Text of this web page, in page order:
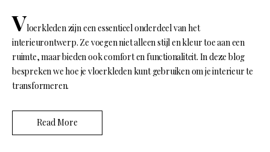
Vloerkleden zijn een essentieel onderdeel van het
interieurontwerp. Ze voegen niet alleen stijl en kleur toe aan een
ruimte, maar bieden ook comfort en functionaliteit. In deze blog
bespreken we hoe je vloerkleden kunt gebruiken om je interieur te
transformeren.
Read More